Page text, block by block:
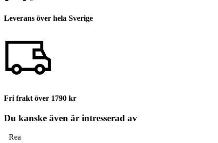
Leverans över hela Sverige
Fri frakt över 1790 kr
Du kanske även är intresserad av
Rea